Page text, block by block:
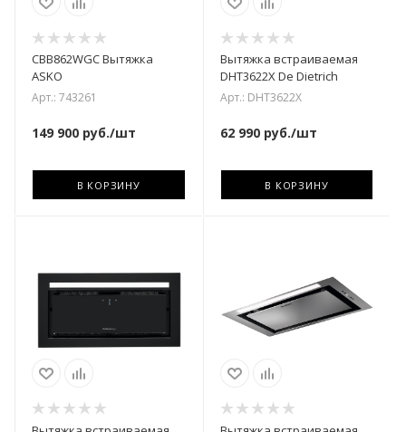
CBB862WGC Вытяжка
ASKO
Арт.: 743261
149 900 руб./шт
В КОРЗИНУ
Вытяжка встраиваемая
DHT3622X De Dietrich
Арт.: DHT3622X
62 990руб./шт
В КОРЗИНУ